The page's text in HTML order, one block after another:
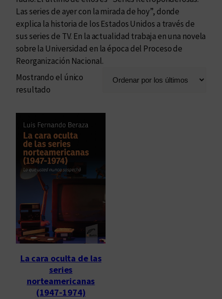
Las series de ayer con la mirada de hoy”, donde
explica la historia de los Estados Unidos a través de
sus series de TV. En la actualidad trabaja en una novela
sobre la Universidad en la época del Proceso de
Reorganización Nacional.
Mostrando el único
resultado
La cara oculta de las
series
norteamericanas
(1947-1974)